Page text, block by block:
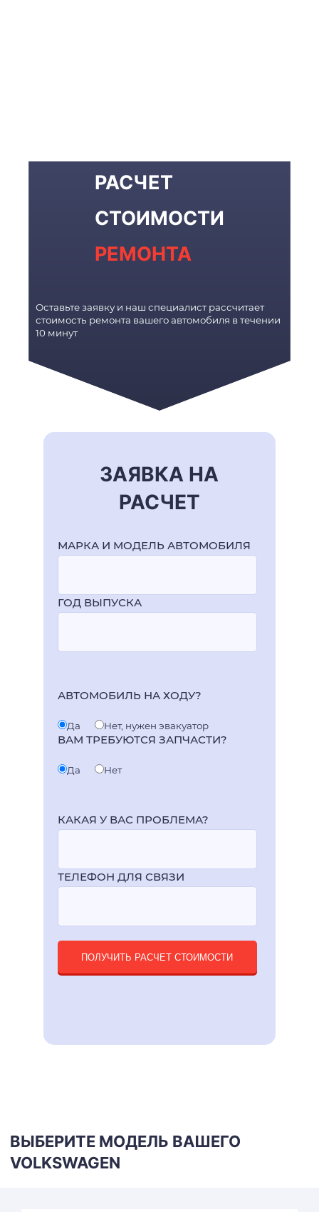
РАСЧЕТ
СТОИМОСТИ
РЕМОНТА
Оставьте заявку и наш специалист рассчитает
стоимость ремонта вашего автомобиля в течении
10 минут
ЗАЯВКА НА
РАСЧЕТ
МАРКА И МОДЕЛЬ АВТОМОБИЛЯ
ГОД ВЫПУСКА
АВТОМОБИЛЬ НА ХОДУ?
Да Нет, нужен эвакуатор
ВАМ ТРЕБУЮТСЯ ЗАПЧАСТИ?
Да Нет
КАКАЯ У ВАС ПРОБЛЕМА?
ТЕЛЕФОН ДЛЯ СВЯЗИ
ПОЛУЧИТЬ РАСЧЕТ СТОИМОСТИ
ВЫБЕРИТЕ МОДЕЛЬ ВАШЕГО
VOLKSWAGEN